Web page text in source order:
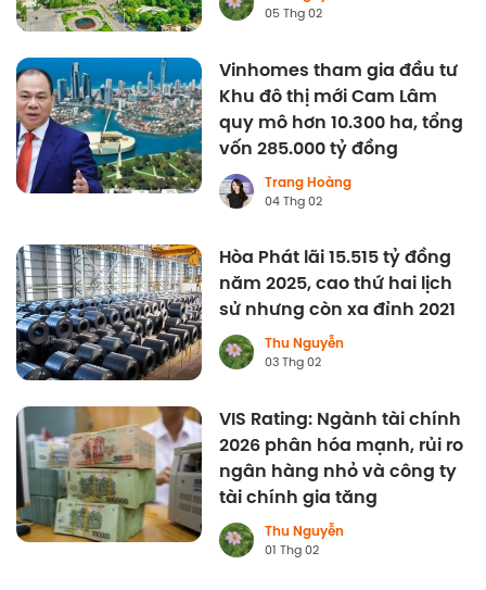
05 Thg 02
Vinhomes tham gia đầu tư
Khu đô thị mới Cam Lâm
quy mô hơn 10.300 ha, tổng
vốn 285.000 tỷ đồng
Trang Hoàng
04 Thg 02
Hòa Phát lãi 15.515 tỷ đồng
năm 2025, cao thứ hai lịch
sử nhưng còn xa đỉnh 2021
Thu Nguyễn
03 Thg 02
VIS Rating: Ngành tài chính
2026 phân hóa mạnh, rủi ro
ngân hàng nhỏ và công ty
tài chính gia tăng
Thu Nguyễn
01 Thg 02